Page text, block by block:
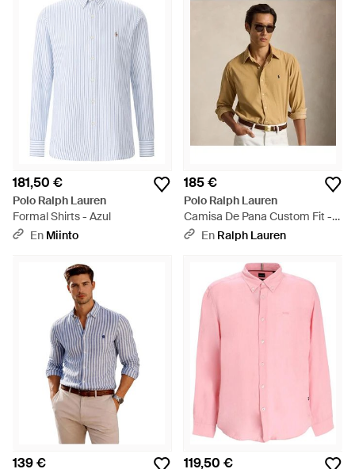
181,50 €
Polo Ralph Lauren
Formal Shirts - Azul
En Miinto
185 €
Polo Ralph Lauren
Camisa De Pana Custom Fit -
Neutro
En Ralph Lauren
139 € 119,50 €